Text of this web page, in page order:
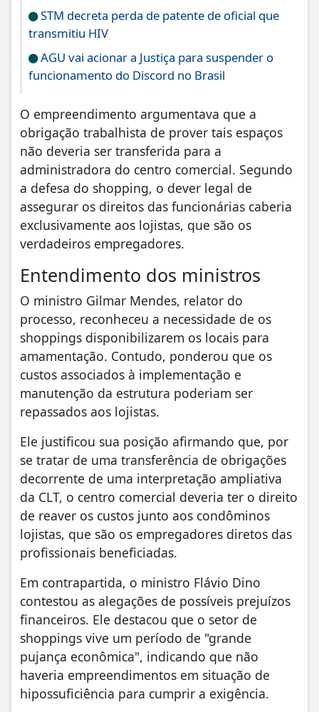
STM decreta perda de patente de oficial que
transmitiu HIV
AGU vai acionar a Justiça para suspender o
funcionamento do Discord no Brasil
O empreendimento argumentava que a
obrigação trabalhista de prover tais espaços
não deveria ser transferida para a
administradora do centro comercial. Segundo
a defesa do shopping, o dever legal de
assegurar os direitos das funcionárias caberia
exclusivamente aos lojistas, que são os
verdadeiros empregadores.
Entendimento dos ministros
O ministro Gilmar Mendes, relator do
processo, reconheceu a necessidade de os
shoppings disponibilizarem os locais para
amamentação. Contudo, ponderou que os
custos associados à implementação e
manutenção da estrutura poderiam ser
repassados aos lojistas.
Ele justificou sua posição afirmando que, por
se tratar de uma transferência de obrigações
decorrente de uma interpretação ampliativa
da CLT, o centro comercial deveria ter o direito
de reaver os custos junto aos condôminos
lojistas, que são os empregadores diretos das
profissionais beneficiadas.
Em contrapartida, o ministro Flávio Dino
contestou as alegações de possíveis prejuízos
financeiros. Ele destacou que o setor de
shoppings vive um período de "grande
pujança econômica", indicando que não
haveria empreendimentos em situação de
hipossuficiência para cumprir a exigência.